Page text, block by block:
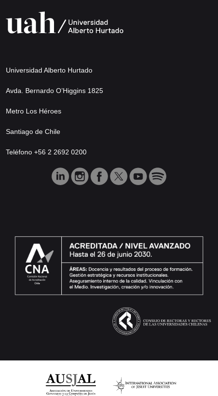
Universidad Alberto Hurtado
Avda. Bernardo O’Higgins 1825
Metro Los Héroes
Santiago de Chile
Teléfono +56 2 2692 0200